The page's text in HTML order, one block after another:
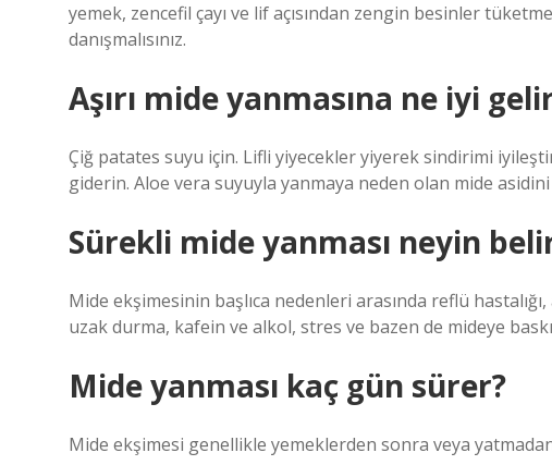
yemek, zencefil çayı ve lif açısından zengin besinler
danışmalısınız.
Aşırı mide yanmasına ne iyi
Çiğ patates suyu için. Lifli yiyecekler yiyerek sindirimi
giderin. Aloe vera suyuyla yanmaya neden olan mide
Sürekli mide yanması neyin
Mide ekşimesinin başlıca nedenleri arasında reflü
uzak durma, kafein ve alkol, stres ve bazen de mideye
Mide yanması kaç gün sürer?
Mide ekşimesi genellikle yemeklerden sonra veya